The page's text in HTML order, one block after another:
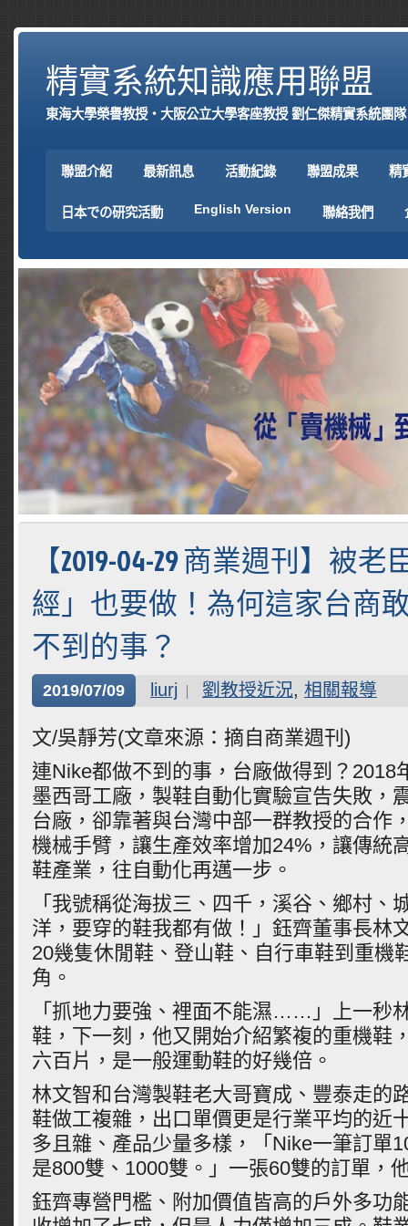
精實系統知識應用聯盟
東海大學榮譽教授‧大阪公立大學客座教授 劉仁傑精實系統團隊
聯盟介紹 最新訊息 活動紀錄 聯盟成果 精
日本での研究活動 English Version 聯絡我們
【2019-04-29 商業週刊】被
經」也要做！為何這家台商
不到的事？
2019/07/09 liurj 劉教授近況, 相關報導
文/吳靜芳(文章來源：摘自商業週刊)
連Nike都做不到的事，台廠做得到？ 2018
墨西哥工廠，製鞋自動化實驗宣告失敗，
台廠，卻靠著與台灣中部一群教授的合作
機械手臂，讓生產效率增加24% ，讓傳統
鞋產業，往自動化再邁一步。
「我號稱從海拔三、四千，溪谷、鄉村、
洋，要穿的鞋我都有做！」鈺齊董事長林
20幾隻休閒鞋、登山鞋、自行車鞋到重機
角。
「抓地力要強、裡面不能濕…… 」上一秒
鞋，下一刻，他又開始介紹繁複的重機鞋
六百片，是一般運動鞋的好幾倍。
林文智和台灣製鞋老大哥寶成、豐泰走的
鞋做工複雜，出口單價更是行業平均的近
多且雜、產品少量多樣，「 Nike一筆訂單
是800雙、 1000雙。」一張60雙的訂單，
鈺齊專營門檻、附加價值皆高的戶外多功